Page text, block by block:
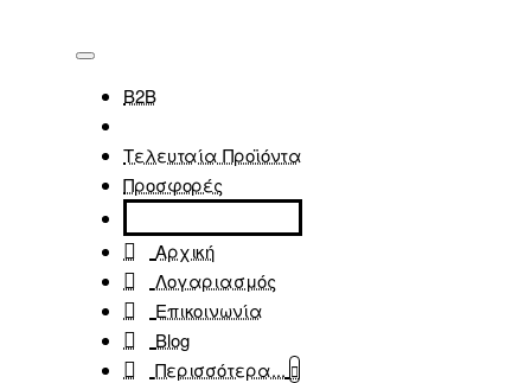
B2B
Τελευταία Προϊόντα
Προσφορές
Αρχική
Λογαριασμός
Επικοινωνία
Blog
Περισσότερα...